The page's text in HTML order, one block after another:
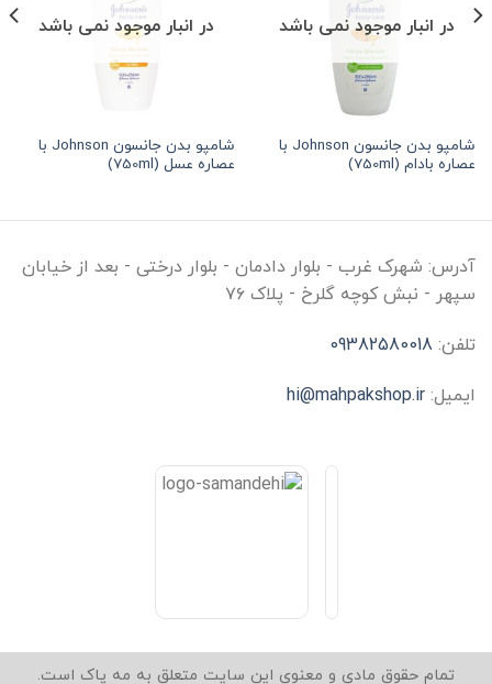
در انبار موجود نمی باشد
شامپو بدن جانسون Johnson با
عصاره بادام (750ml)
در انبار موجود نمی باشد
شامپو بدن جانسون Johnson با
عصاره عسل (750ml)
آدرس: شهرک غرب - بلوار دادمان - بلوار درختی - بعد از خیابان
سپهر - نبش کوچه گلرخ - پلاک ۷۶
تلفن: 09382580018
ایمیل: hi@mahpakshop.ir
تمام حقوق مادی و معنوی این سایت متعلق به مه پاک است.